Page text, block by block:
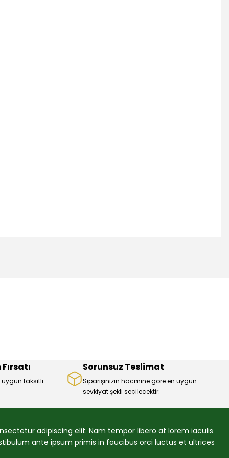
uygun taksitli
Sorunsuz Teslimat
Siparişinizin hacmine göre en uygun
sevkiyat şekli seçilecektir.
adipiscing elit. Nam tempor libero at lorem iaculis
ante ipsum primis in faucibus orci luctus et ultrices